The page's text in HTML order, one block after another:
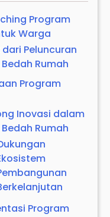
Program
Warga
Peluncuran
Rumah
Program
Inovasi dalam
Rumah
Program